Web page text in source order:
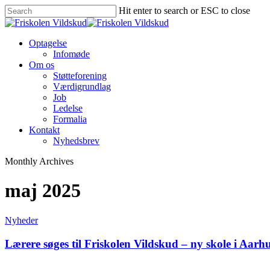
Skip
to
content
Hit enter to search or ESC to close
Close
Menu
Optagelse
Infomøde
Om os
Støtteforening
Værdigrundlag
Job
Ledelse
Formalia
Kontakt
Nyhedsbrev
Monthly Archives
maj 2025
Lærere
til
Friskolen
Nyheder
Lærere søges til Friskolen Vildskud – ny skole i